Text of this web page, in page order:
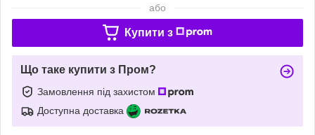
або
Купити з
Що таке купити з Пром?
Замовлення під захистом
Доступна доставка